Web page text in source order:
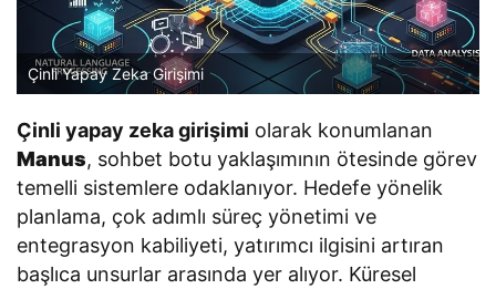
Çinli Yapay Zeka Girişimi
Çinli yapay zeka girişimi olarak konumlanan
Manus, sohbet botu yaklaşımının ötesinde görev
temelli sistemlere odaklanıyor. Hedefe yönelik
planlama, çok adımlı süreç yönetimi ve
entegrasyon kabiliyeti, yatırımcı ilgisini artıran
başlıca unsurlar arasında yer alıyor. Küresel